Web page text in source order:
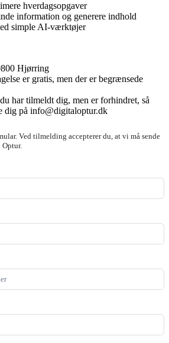
hverdagsopgaver
information og generere indhold
simple AI-værktøjer
Hjørring
er gratis, men der er begrænsede
har tilmeldt dig, men er forhindret, så
dig på info@digitaloptur.dk
Ved tilmelding accepterer du, at vi må sende